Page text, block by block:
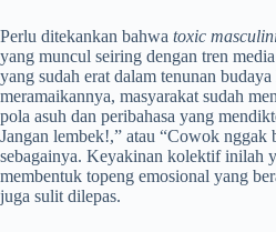
Perlu ditekankan bahwa toxic
yang muncul seiring dengan tren
yang sudah erat dalam tenunan
meramaikannya, masyarakat sudah
pola asuh dan peribahasa yang
Jangan lembek!,” atau “Cowok nggak
sebagainya. Keyakinan kolektif inilah
membentuk topeng emosional yang
juga sulit dilepas.